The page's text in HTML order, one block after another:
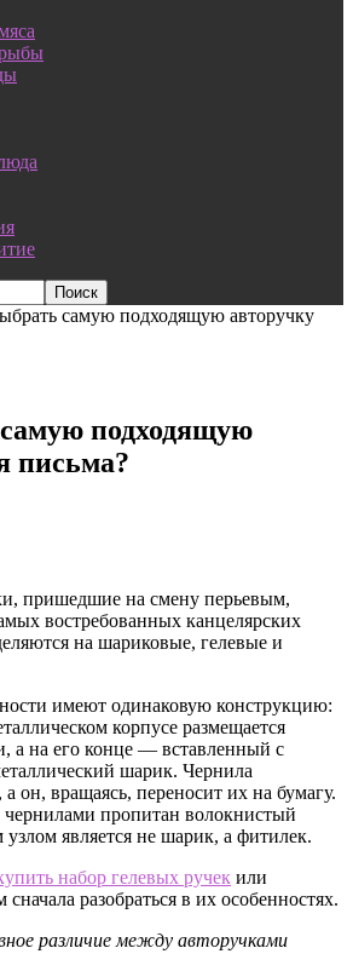
самую подходящую авторучку
подходящую
письма?
пришедшие на смену перьевым,
востребованных канцелярских
на шариковые, гелевые и
имеют одинаковую конструкцию:
корпусе размещается
а на его конце — вставленный с
шарик. Чернила
он, вращаясь, переносит их на бумагу.
пропитан волокнистый
является не шарик, а фитилек.
набор гелевых ручек или
разобраться в их особенностях.
различие между авторучками